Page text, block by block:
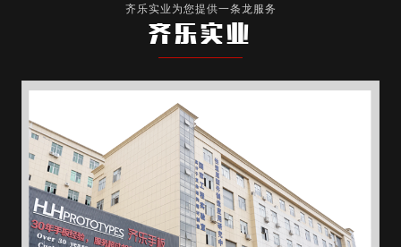
齐乐实业为您提供一条龙服务
齐乐实业